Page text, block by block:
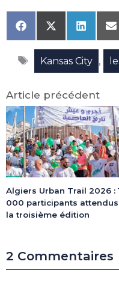
Share
on
Facebook
Share
on
X
(Twitter)
Share
on
Étiquettes
Kansas City ,
Article précédent
Algiers Urban Trail 2026 :
000 participants attendus
la troisième édition
2 Commentaires